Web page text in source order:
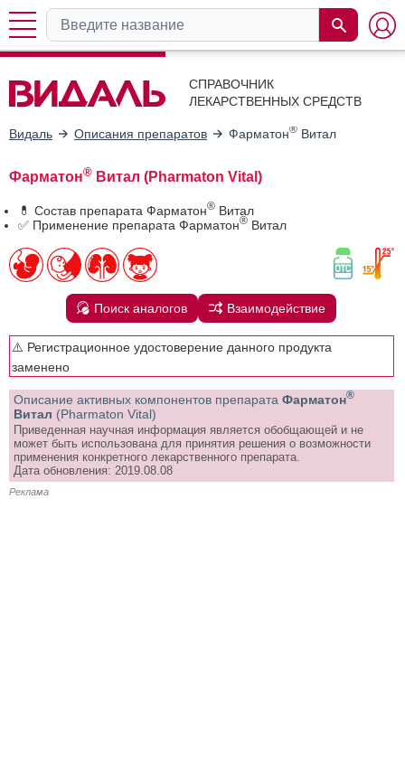
СПРАВОЧНИК
ЛЕКАРСТВЕННЫХ СРЕДСТВ
Видаль Описания препаратов Фарматон® Витал
Фарматон® Витал (Pharmaton Vital)
💊 Состав препарата Фарматон® Витал
✅ Применение препарата Фарматон® Витал
Поиск аналогов Взаимодействие
⚠️ Регистрационное удостоверение данного продукта
заменено
Описание активных компонентов препарата Фарматон®
Витал (Pharmaton Vital)
Приведенная научная информация является обобщающей и не
может быть использована для принятия решения о возможности
применения конкретного лекарственного препарата.
Дата обновления: 2019.08.08
Реклама